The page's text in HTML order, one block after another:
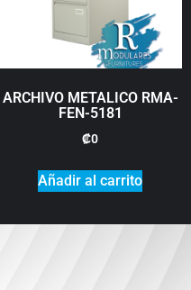
ARCHIVO METALICO RMA-
FEN-5181
₡0
Añadir al carrito